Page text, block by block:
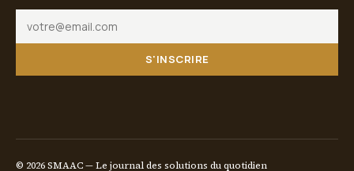
S'INSCRIRE
© 2026 SMAAC — Le journal des solutions du quotidien